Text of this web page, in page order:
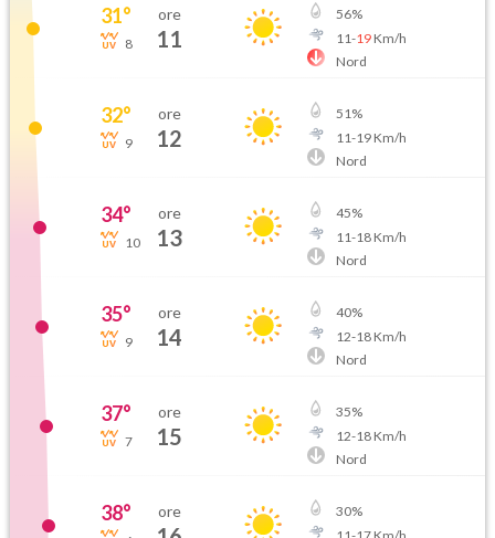
31°
8
ore
11
56%
11-19Km/h
Nord
32°
9
ore
12
51%
11-19Km/h
Nord
34°
10
ore
13
45%
11-18Km/h
Nord
35°
9
ore
14
40%
12-18Km/h
Nord
37°
7
ore
15
35%
12-18Km/h
Nord
38° ore 30%